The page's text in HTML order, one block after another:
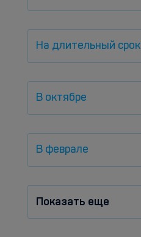
На длительный срок
В октябре
В феврале
Показать еще